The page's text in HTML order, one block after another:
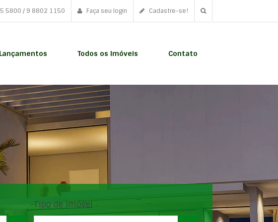
5800 / 9 8802 1150 Faça seu login Cadastre-se!
Lançamentos Todos os Imóveis Contato
Tipo de imóvel